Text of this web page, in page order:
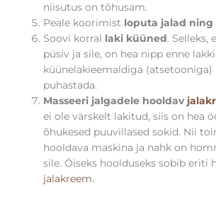
niisutus on tõhusam.
Peale koorimist loputa jalad ning
Soovi korral laki küüned. Selleks,
püsiv ja sile, on hea nipp enne
küünelakieemaldiga (atsetooniga)
puhastada.
Masseeri jalgadele hooldav
ei ole värskelt lakitud, siis on hea
õhukesed puuvillased sokid. Nii
hooldava maskina ja nahk on
sile. Öiseks hoolduseks sobib eriti
jalakreem.